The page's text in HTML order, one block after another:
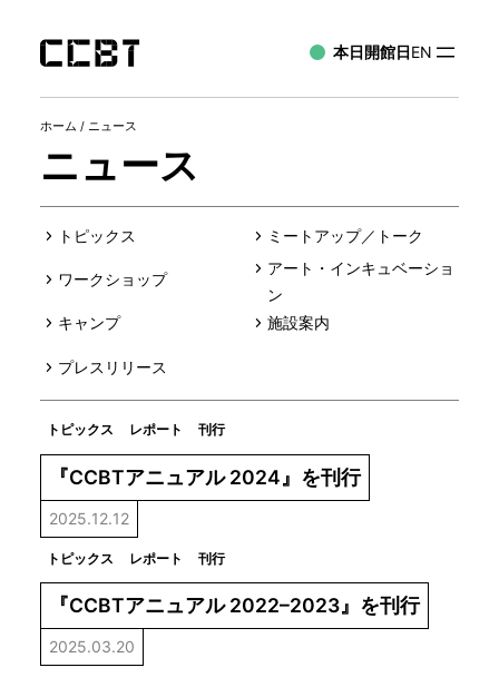
本日開館日EN
ホーム / ニュース
ニュース
トピックス ミートアップ／トーク
ワークショップ
アート・インキュベーショ
ン
キャンプ
施設案内
プレスリリース
トピックス レポート 刊行
『CCBTアニュアル 2024』を刊行
2025.12.12
トピックス レポート 刊行
『CCBTアニュアル 2022–2023』を刊行
2025.03.20